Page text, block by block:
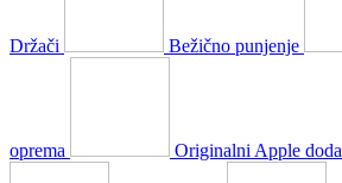
Držači Bežično punjenje
oprema Originalni Apple